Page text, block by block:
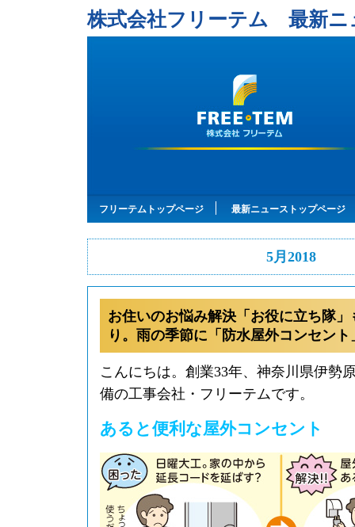
株式会社フリーテム 最新ニ
フリーテムトップページ 最新ニューストップページ
5月2018
お住いのお悩み解決「お役に立ち隊
り。雨の季節に「防水屋外コンセント
こんにちは。創業33年、神奈川県伊勢
備の工事会社・フリーテムです。
あると便利な屋外コンセント